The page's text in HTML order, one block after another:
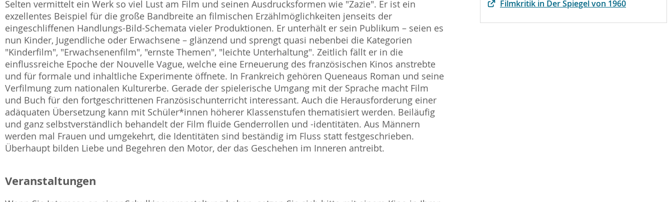
Selten vermittelt ein Werk so viel Lust am Film und seinen Ausdrucksformen wie "Zazie". Er ist ein
exzellentes Beispiel für die große Bandbreite an filmischen Erzählmöglichkeiten jenseits der
eingeschliffenen Handlungs-Bild-Schemata vieler Produktionen. Er unterhält er sein Publikum – seien es
nun Kinder, Jugendliche oder Erwachsene – glänzend und sprengt quasi nebenbei die Kategorien
"Kinderfilm", "Erwachsenenfilm", "ernste Themen", "leichte Unterhaltung". Zeitlich fällt er in die
einflussreiche Epoche der Nouvelle Vague, welche eine Erneuerung des französischen Kinos anstrebte
und für formale und inhaltliche Experimente öffnete. In Frankreich gehören Queneaus Roman und seine
Verfilmung zum nationalen Kulturerbe. Gerade der spielerische Umgang mit der Sprache macht Film
und Buch für den fortgeschrittenen Französischunterricht interessant. Auch die Herausforderung einer
adäquaten Übersetzung kann mit Schüler*innen höherer Klassenstufen thematisiert werden. Beiläufig
und ganz selbstverständlich behandelt der Film fluide Genderrollen und -identitäten. Aus Männern
werden mal Frauen und umgekehrt, die Identitäten sind beständig im Fluss statt festgeschrieben.
Überhaupt bilden Liebe und Begehren den Motor, der das Geschehen im Inneren antreibt.
Veranstaltungen
Filmkritik in Der Spiegel von 1960